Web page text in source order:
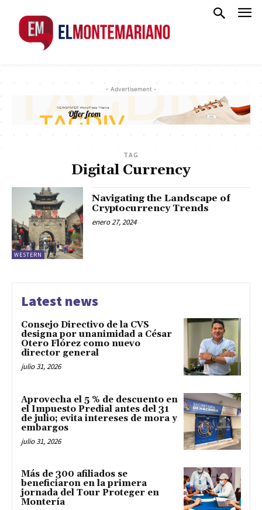
- Advertisement -
TAG
Digital Currency
WESTERN
Navigating the Landscape of
Cryptocurrency Trends
enero 27, 2024
Latest news
Consejo Directivo de la CVS
designa por unanimidad a César
Otero Flórez como nuevo
director general
julio 31, 2026
Aprovecha el 5 % de descuento en
el Impuesto Predial antes del 31
de julio; evita intereses de mora y
embargos
julio 31, 2026
Más de 300 afiliados se
beneficiaron en la primera
jornada del Tour Proteger en
Montería